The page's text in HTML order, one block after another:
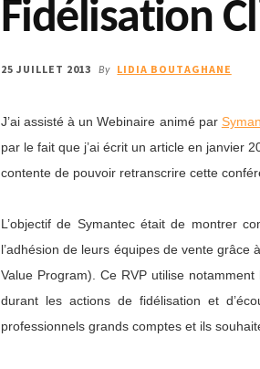
Fidélisation
25 JUILLET 2013 By LIDIA BOUTAGHANE
J’ai assisté à un Webinaire animé par
par le fait que j’ai écrit un article en janvier
contente de pouvoir retranscrire cette
L’objectif de Symantec était de montrer
l’adhésion de leurs équipes de vente grâce
Value Program). Ce RVP utilise
durant les actions de fidélisation et
professionnels grands comptes et ils